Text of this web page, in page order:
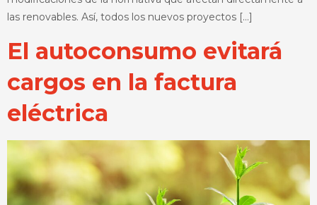
las renovables. Así, todos los nuevos proyectos […]
El autoconsumo evitará
cargos en la factura
eléctrica